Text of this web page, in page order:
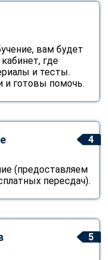
вам будет
где
и тесты.
и готовы помочь.
4
(предоставляем
пересдач).
5